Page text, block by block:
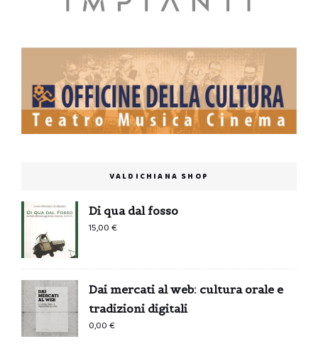
VALDICHIANA SHOP
Di qua dal fosso
15,00€
Dai mercati al web: cultura orale e
tradizioni digitali
0,00€